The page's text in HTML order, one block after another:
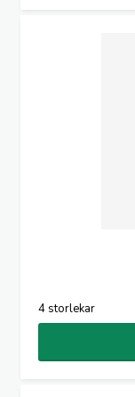
4 storlekar